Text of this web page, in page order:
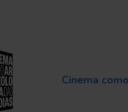
Cinema